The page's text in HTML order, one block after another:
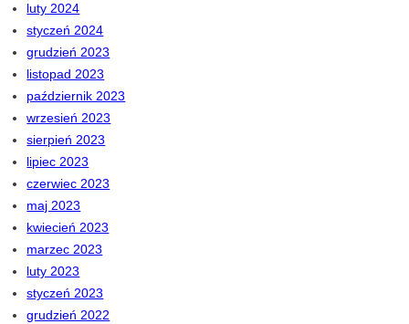
luty 2024
styczeń 2024
grudzień 2023
listopad 2023
październik 2023
wrzesień 2023
sierpień 2023
lipiec 2023
czerwiec 2023
maj 2023
kwiecień 2023
marzec 2023
luty 2023
styczeń 2023
grudzień 2022